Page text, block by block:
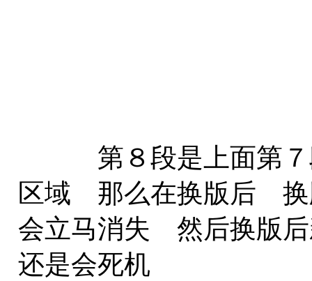
第８段是上面第７
区域 那么在换版后 换
会立马消失 然后换版
还是会死机